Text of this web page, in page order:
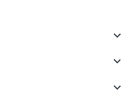


